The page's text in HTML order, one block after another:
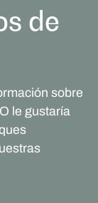
de
sobre
le gustaría